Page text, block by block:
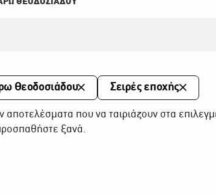
ΘΕΟΔΟΣΙΆΔΟΥ
Θεοδοσιάδου Σειρές εποχής
αποτελέσματα που να ταιριάζουν στα
ξανά.